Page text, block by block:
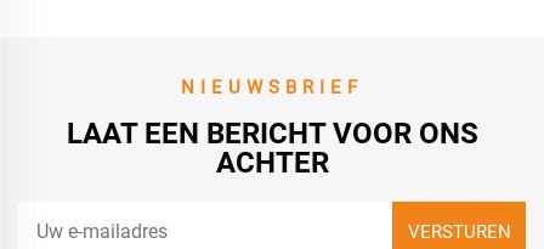
NIEUWSBRIEF
LAAT EEN BERICHT VOOR ONS
ACHTER